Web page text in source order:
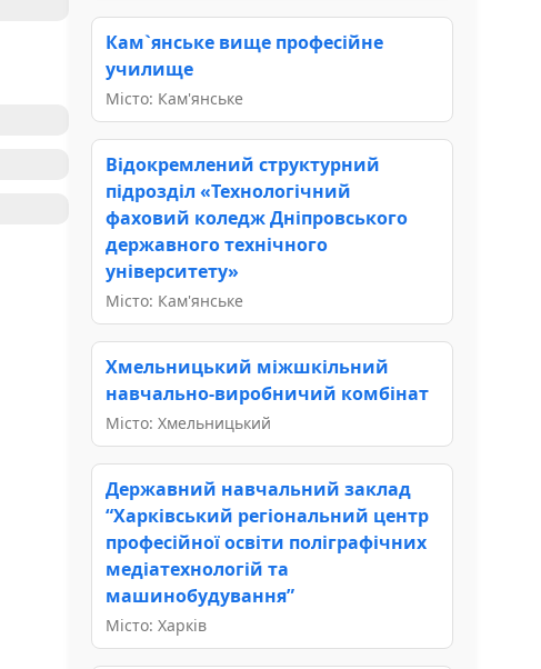
Кам`янське вище професійне
училище
Місто: Кам'янське
Відокремлений структурний
підрозділ «Технологічний
фаховий коледж Дніпровського
державного технічного
університету»
Місто: Кам'янське
Хмельницький міжшкільний
навчально-виробничий комбінат
Місто: Хмельницький
Державний навчальний заклад
“Харківський регіональний центр
професійної освіти поліграфічних
медіатехнологій та
машинобудування”
Місто: Харків